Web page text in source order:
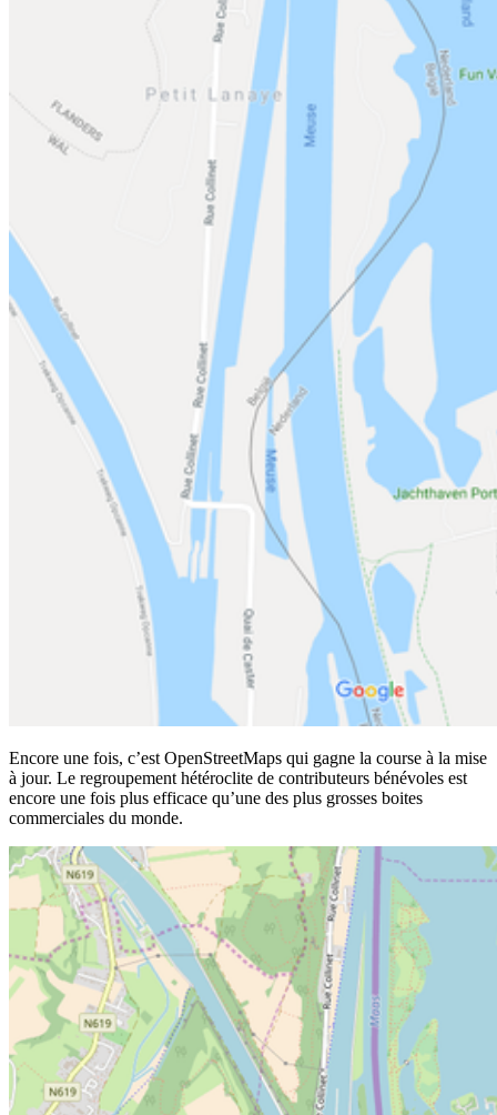
Encore une fois, c’est OpenStreetMaps qui gagne la course à la mise
à jour. Le regroupement hétéroclite de contributeurs bénévoles est
encore une fois plus efficace qu’une des plus grosses boites
commerciales du monde.